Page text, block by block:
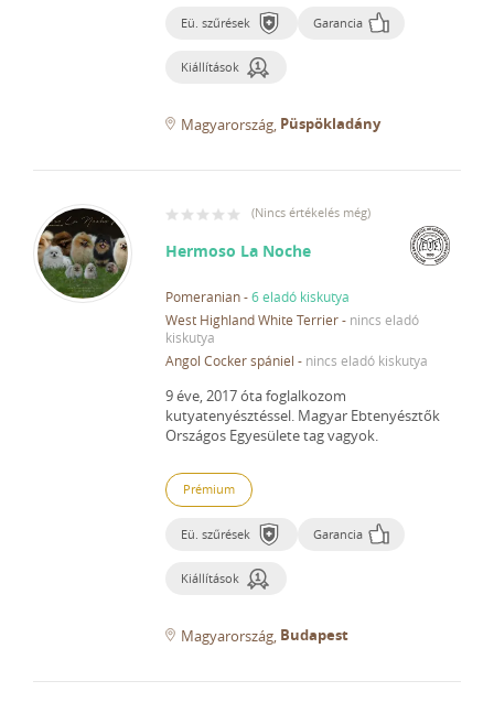
Eü. szűrések Garancia
Kiállítások
Magyarország Püspökladány
(Nincs értékelés még)
Hermoso La Noche
Pomeranian-6 eladó kiskutya
West Highland White Terrier- nincs eladó
kiskutya
Angol Cocker spániel - nincs eladó kiskutya
9 éve, 2017 óta foglalkozom
kutyatenyésztéssel. Magyar Ebtenyésztők
Országos Egyesülete tag vagyok.
Prémium
Eü. szűrések Garancia
Kiállítások
Magyarország Budapest